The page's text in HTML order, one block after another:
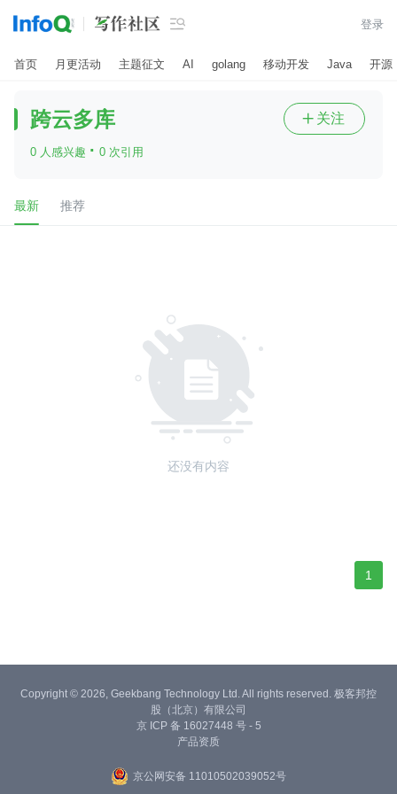
 登录
首页 月更活动 主题征文 AI golang 移动开发 Java 开源
跨云多库
0 人感兴趣 · 0 次引用
 关注
最新 推荐
还没有内容
1
Copyright © 2026, Geekbang Technology Ltd. All rights reserved. 极客邦控
股（北京）有限公司
京 ICP 备 16027448 号 - 5
产品资质
京公网安备 11010502039052号